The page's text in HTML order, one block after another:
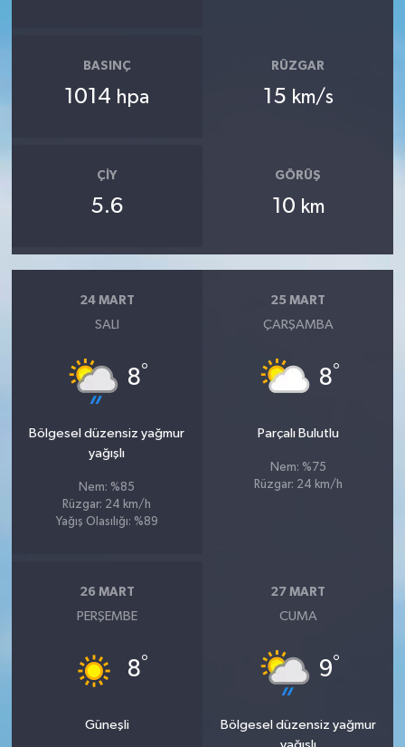
BASINÇ
1014 hpa
RÜZGAR
15 km/s
ÇIY
5.6
GÖRÜŞ
10 km
24 MART
SALI
8°
Bölgesel düzensiz yağmur
yağışlı
Nem: %85
Rüzgar: 24 km/h
Yağış Olasılığı: %89
25 MART
ÇARŞAMBA
8°
Parçalı Bulutlu
Nem: %75
Rüzgar: 24 km/h
26 MART
PERŞEMBE
8°
Güneşli
27 MART
CUMA
9°
Bölgesel düzensiz yağmur